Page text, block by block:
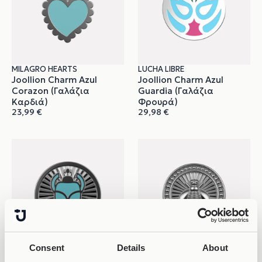
Consent Details About
MILAGRO HEARTS
Joollion Charm Azul
Corazon (Γαλάζια
Καρδιά)
23,99 €
LUCHA LIBRE
Joollion Charm Azul
Guardia (Γαλάζια
Φρουρά)
29,98 €